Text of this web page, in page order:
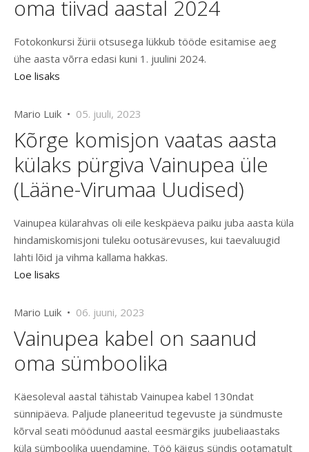
oma tiivad aastal 2024
Fotokonkursi žürii otsusega lükkub tööde esitamise aeg
ühe aasta võrra edasi kuni 1. juulini 2024.
Loe lisaks
Mario Luik • 05. juuli, 2023
Kõrge komisjon vaatas aasta
külaks pürgiva Vainupea üle
(Lääne-Virumaa Uudised)
Vainupea külarahvas oli eile keskpäeva paiku juba aasta küla
hindamiskomisjoni tuleku ootusärevuses, kui taevaluugid
lahti lõid ja vihma kallama hakkas.
Loe lisaks
Mario Luik • 06. juuni, 2023
Vainupea kabel on saanud
oma sümboolika
Käesoleval aastal tähistab Vainupea kabel 130ndat
sünnipäeva. Paljude planeeritud tegevuste ja sündmuste
kõrval seati möödunud aastal eesmärgiks juubeliaastaks
küla sümboolika uuendamine. Töö käigus sündis ootamatult